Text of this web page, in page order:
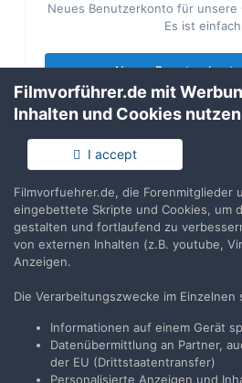
Neues Benutzerkonto für unsere
Es ist
Neues
Du hast bereits ein
Jetzt
Teilen
Zur Themenübersicht
Filmvorführer.de mit
Inhalten und Cookies nutzen
I accept
Filmvorfuehrer.de, die Forenmitglieder
eingebettete Skripte und Cookies, um
gestalten und fortlaufend zu
von externen Inhalten (z.B. youtube,
Anzeigen.
Die Verarbeitungszwecke im Einzelnen
Informationen auf einem Gerät
Datenübermittlung an Partner,
der EU (Drittstaatentransfer)
Personalisierte Anzeigen und